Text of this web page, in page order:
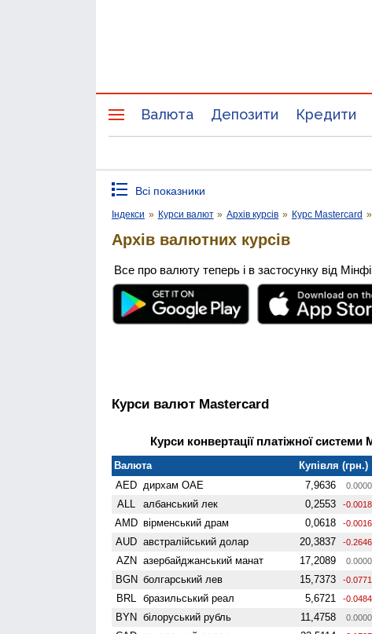
Валюта Депозити Кредити
Всі показники
Індекси » Курси валют » Архів курсів » Курс Mastercard »
Архів валютних курсів
Все про валюту теперь і в застосунку від
Курси валют Mastercard
Курси конвертації платіжної системи
Валюта Купівля (грн.)
AED дирхам ОАЕ 7,9636 0.0000
ALL албанський лек 0,2553 -0.0018
AMD вiрменський драм 0,0618 -0.0016
AUD австралійський долар 20,3837 -0.2646
AZN азербайджанський манат 17,2089 0.0000
BGN болгарський лев 15,7373 -0.0771
BRL бразильський реал 5,6721 -0.0484
BYN білоруський рубль 11,4758 0.0000